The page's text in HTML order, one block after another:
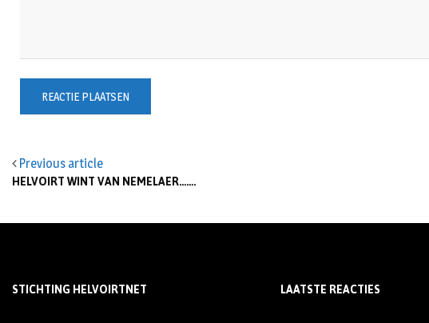
Previous article
HELVOIRT WINT VAN NEMELAER…….
STICHTING HELVOIRTNET LAATSTE REACTIES